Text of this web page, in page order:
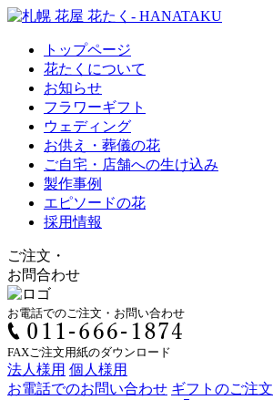
トップページ
花たくについて
お知らせ
フラワーギフト
ウェディング
お供え・葬儀の花
ご自宅・店舗への生け込み
製作事例
エピソードの花
採用情報
ご注文 ・
お問合わせ
お電話でのご注文・お問い合わせ
FAXご注文用紙のダウンロード
法人様用 個人様用
お電話でのお問い合わせ ギフトのご注文